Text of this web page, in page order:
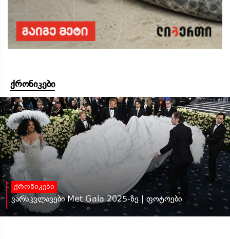
ქრონიკები
ქრონიკები
ვარსკვლავები Met Gala 2025-ზე | ფოტოები